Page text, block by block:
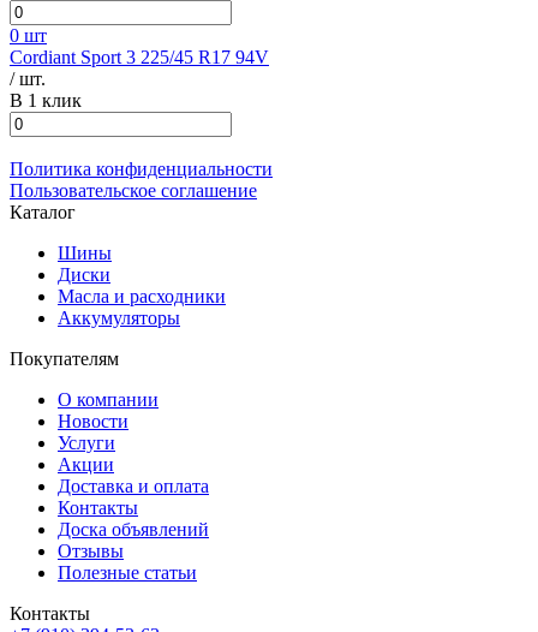
0 шт
Cordiant Sport 3 225/45 R17 94V
/ шт.
В 1 клик
Политика конфиденциальности
Пользовательское соглашение
Каталог
Шины
Диски
Масла и расходники
Аккумуляторы
Покупателям
О компании
Новости
Услуги
Акции
Доставка и оплата
Контакты
Доска объявлений
Отзывы
Полезные статьи
Контакты